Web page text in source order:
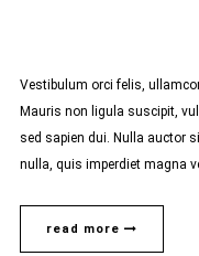
Vestibulum orci felis,
Mauris non ligula suscipit,
sed sapien dui. Nulla auctor
nulla, quis imperdiet magna
read more